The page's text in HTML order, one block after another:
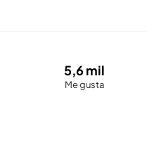
5,6 mil
Me gusta